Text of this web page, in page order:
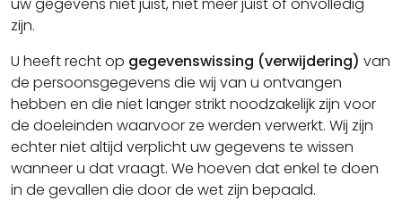
zijn.
U heeft recht op gegevenswissing (verwijdering) van
de persoonsgegevens die wij van u ontvangen
hebben en die niet langer strikt noodzakelijk zijn voor
de doeleinden waarvoor ze werden verwerkt. Wij zijn
echter niet altijd verplicht uw gegevens te wissen
wanneer u dat vraagt. We hoeven dat enkel te doen
in de gevallen die door de wet zijn bepaald.